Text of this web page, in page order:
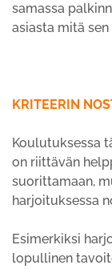
samassa
asiasta mitä
KRITEERIN
Koulutuksessa
on riittävän
suorittamaan,
harjoituksessa
Esimerkiksi
lopullinen